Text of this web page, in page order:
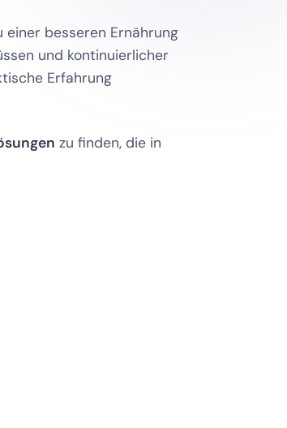
einer besseren Ernährung
und kontinuierlicher
Erfahrung
zu finden, die in